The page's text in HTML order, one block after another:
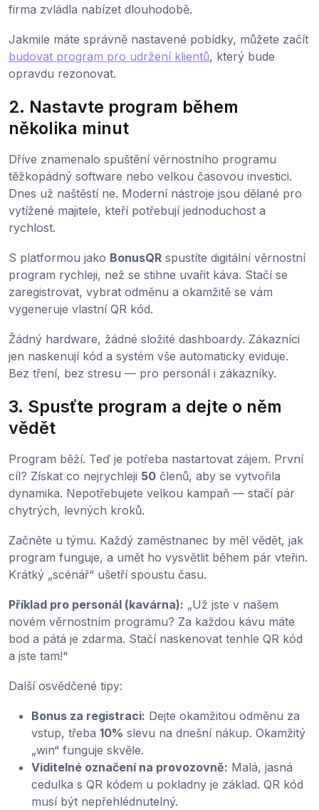
firma zvládla nabízet dlouhodobě.
Jakmile máte správně nastavené pobídky, můžete začít
budovat program pro udržení klientů, který bude
opravdu rezonovat.
2. Nastavte program během
několika minut
Dříve znamenalo spuštění věrnostního programu
těžkopádný software nebo velkou časovou investici.
Dnes už naštěstí ne. Moderní nástroje jsou dělané pro
vytížené majitele, kteří potřebují jednoduchost a
rychlost.
S platformou jako BonusQR spustíte digitální věrnostní
program rychleji, než se stihne uvařit káva. Stačí se
zaregistrovat, vybrat odměnu a okamžitě se vám
vygeneruje vlastní QR kód.
Žádný hardware, žádné složité dashboardy. Zákazníci
jen naskenují kód a systém vše automaticky eviduje.
Bez tření, bez stresu — pro personál i zákazníky.
3. Spusťte program a dejte o něm
vědět
Program běží. Teď je potřeba nastartovat zájem. První
cíl? Získat co nejrychleji 50 členů, aby se vytvořila
dynamika. Nepotřebujete velkou kampaň — stačí pár
chytrých, levných kroků.
Začněte u týmu. Každý zaměstnanec by měl vědět, jak
program funguje, a umět ho vysvětlit během pár vteřin.
Krátký „scénář“ ušetří spoustu času.
Příklad pro personál (kavárna): „Už jste v našem
novém věrnostním programu? Za každou kávu máte
bod a pátá je zdarma. Stačí naskenovat tenhle QR kód
a jste tam!“
Další osvědčené tipy:
Bonus za registraci: Dejte okamžitou odměnu za
vstup, třeba 10% slevu na dnešní nákup. Okamžitý
„win“ funguje skvěle.
Viditelné označení na provozovně: Malá, jasná
cedulka s QR kódem u pokladny je základ. QR kód
musí být nepřehlédnutelný.